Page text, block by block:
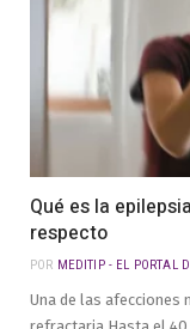
Qué es la
respecto
POR MEDITIP - EL PORTAL
Una de las afecciones